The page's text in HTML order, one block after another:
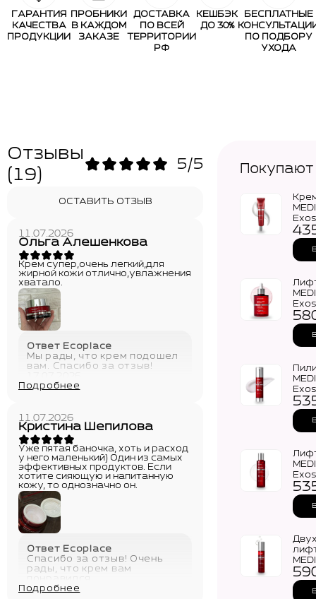
ГАРАНТИЯ
КАЧЕСТВА
ПРОДУКЦИИ
ПРОБНИКИ
В КАЖДОМ
ЗАКАЗЕ
ДОСТАВКА
ПО ВСЕЙ
ТЕРРИТОРИИ
РФ
КЕШБЭК
ДО 30%
БЕСПЛАТНЫЕ
ПО ПОДБОРУ
УХОДА
Отзывы
(19)
5/5
ОСТАВИТЬ ОТЗЫВ
11.07.2026
Ольга Алешенкова
Крем супер,очень легкий,для
жирной кожи отлично,увлажнения
хватало.
Ответ Ecoplace
Мы рады, что крем подошел
вам. Спасибо за отзыв!
Подробнее
11.07.2026
Кристина Шепилова
Уже пятая баночка, хоть и расход
у него маленький) Один из самых
эффективных продуктов. Если
хотите сияющую и напитанную
кожу, то однозначно он.
Ответ Ecoplace
Спасибо за отзыв! Очень
рады, что крем вам
18.07.2026
Подробнее
Eye